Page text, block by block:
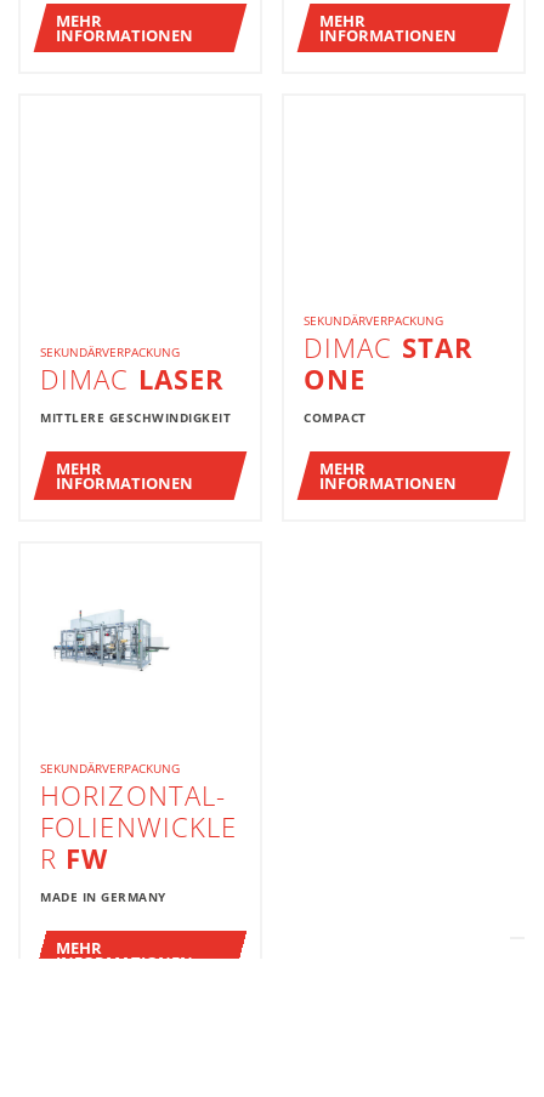
MEHR
INFORMATIONEN
MEHR
INFORMATIONEN
SEKUNDÄRVERPACKUNG
DIMAC LASER
MITTLERE GESCHWINDIGKEIT
MEHR
INFORMATIONEN
SEKUNDÄRVERPACKUNG
DIMAC STAR
ONE
COMPACT
MEHR
INFORMATIONEN
SEKUNDÄRVERPACKUNG
HORIZONTAL-
FOLIENWICKLE
R FW
MADE IN GERMANY
MEHR
INFORMATIONEN